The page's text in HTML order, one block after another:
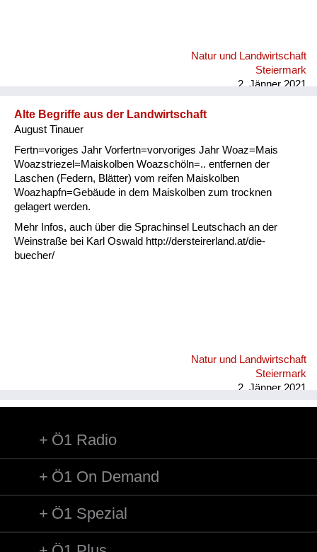
Natur und Landwirtschaft
Steiermark
2. Jänner 2021
Alte Begriffe aus der Landwirtschaft
August Tinauer
Fertn=voriges Jahr Vorfertn=vorvoriges Jahr Woaz=Mais
Woazstriezel=Maiskolben Woazschöln=.. entfernen der
Laschen (Federn, Blätter) vom reifen Maiskolben
Woazhapfn=Gebäude in dem Maiskolben zum trocknen
gelagert werden.
Mehr Infos, auch über die Sprachinsel Leutschach an der
Weinstraße bei Karl Oswald http://dersteirerland.at/die-
buecher/
Natur und Landwirtschaft
Steiermark
2. Jänner 2021
Ö1 Radio
Ö1 On Demand
Ö1 Spezial